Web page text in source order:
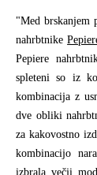
"Med brskanjem
nahrbtnike
Pepiere
spleteni so iz
kombinacija z
dve obliki
za kakovostno
kombinacijo
izbrala večji